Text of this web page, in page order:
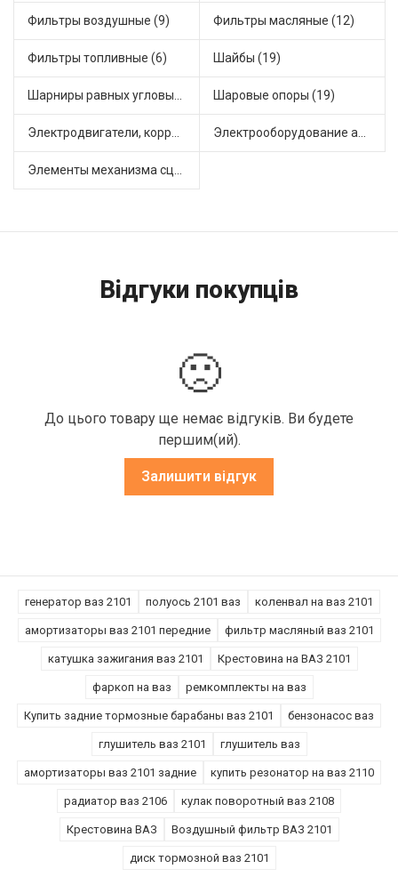
Фильтры воздушные (9) Фильтры масляные (12)
Фильтры топливные (6) Шайбы (19)
Шарниры равных угловых скоростей, приводные валы (1) Шаровые опоры (19)
Электродвигатели, корректоры и приводы автомобильн (21) Электрооборудование автомобилей (20)
Элементы механизма сцепления (52)
Відгуки покупців
🙁
До цього товару ще немає відгуків. Ви будете
першим(ий).
Залишити відгук
генератор ваз 2101 полуось 2101 ваз коленвал на ваз 2101
амортизаторы ваз 2101 передние фильтр масляный ваз 2101
катушка зажигания ваз 2101 Крестовина на ВАЗ 2101
фаркоп на ваз ремкомплекты на ваз
Купить задние тормозные барабаны ваз 2101 бензонасос ваз
глушитель ваз 2101 глушитель ваз
амортизаторы ваз 2101 задние купить резонатор на ваз 2110
радиатор ваз 2106 кулак поворотный ваз 2108
Крестовина ВАЗ Воздушный фильтр ВАЗ 2101
диск тормозной ваз 2101